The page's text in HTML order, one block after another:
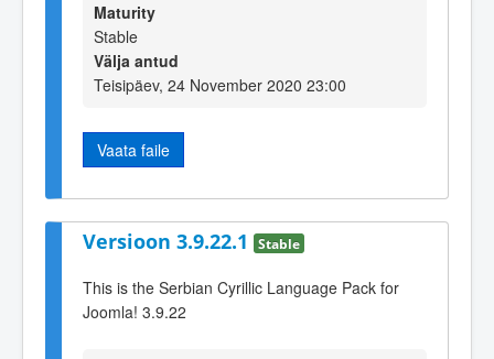
Maturity
Stable
Välja antud
Teisipäev, 24 November 2020 23:00
Vaata faile
Versioon 3.9.22.1 Stable
This is the Serbian Cyrillic Language Pack for
Joomla! 3.9.22